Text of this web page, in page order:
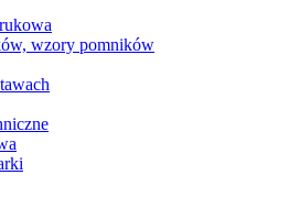
wzory pomników